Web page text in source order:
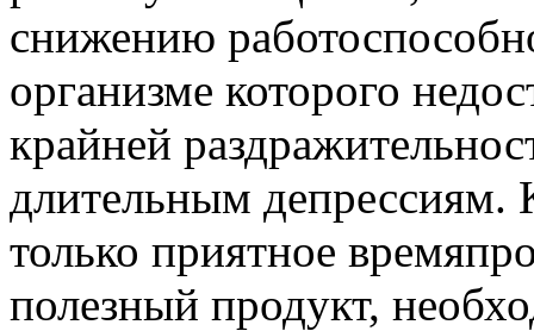
снижению
организме которого
крайней
длительным депрессиям.
только приятное
полезный продукт,